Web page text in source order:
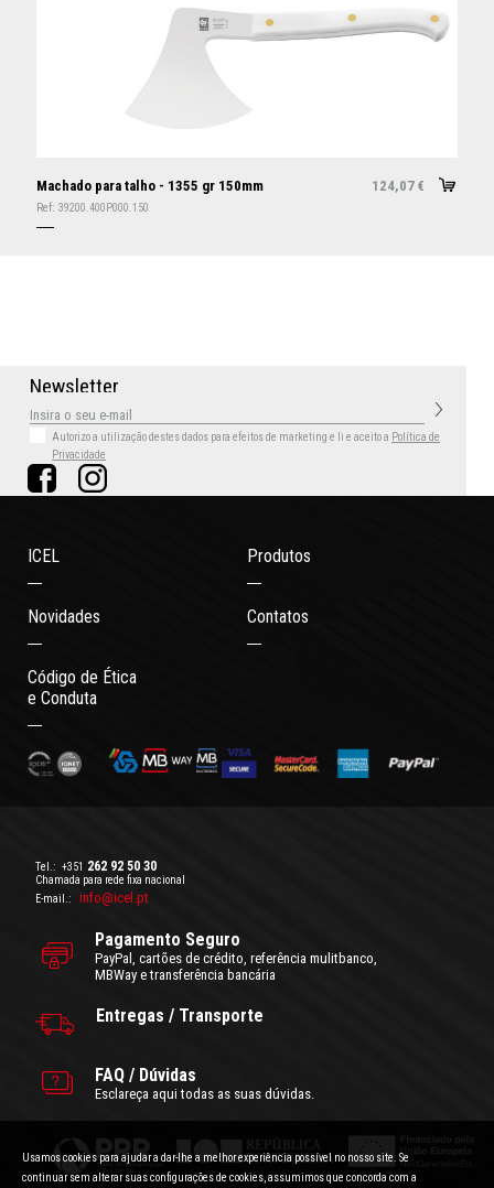
Machado para talho - 1355 gr 150mm 124,07 €
Ref: 39200.400P000.150
Newsletter
Autorizo a utilização destes dados para efeitos de marketing e li e aceito a Política de
Privacidade
ICEL Produtos
Novidades Contatos
Código de Ética
e Conduta
Tel.: +351 262 92 50 30
Chamada para rede fixa nacional
E-mail.:
info@icel.pt
Pagamento Seguro
PayPal, cartões de crédito, referência mulitbanco,
MBWay e transferência bancária
Entregas / Transporte
FAQ / Dúvidas
Esclareça aqui todas as suas dúvidas.
Usamos cookies para ajudar a dar-lhe a melhor experiência possível no nosso site. Se
continuar sem alterar suas configurações de cookies, assumimos que concorda com a